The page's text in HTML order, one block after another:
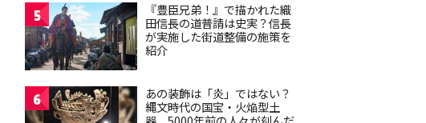
5
『豊臣兄弟！』で描かれた織
田信長の道普請は史実？信長
が実施した街道整備の施策を
紹介
6
あの装飾は「炎」ではない？
縄文時代の国宝・火焔型土